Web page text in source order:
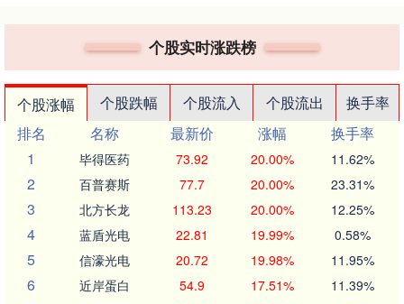
个股实时涨跌榜
个股涨幅 个股跌幅 个股流入 个股流出
换手率
排名
名称 最新价 涨幅
换手率
1
毕得医药 73.92 20.00% 11.62%
2 百普赛斯 77.7 20.00% 23.31%
3 北方长龙 113.23 20.00% 12.25%
4 蓝盾光电 22.81 19.99% 0.58%
5 信濠光电 20.72 19.98% 11.95%
6 近岸蛋白 54.9 17.51% 11.39%